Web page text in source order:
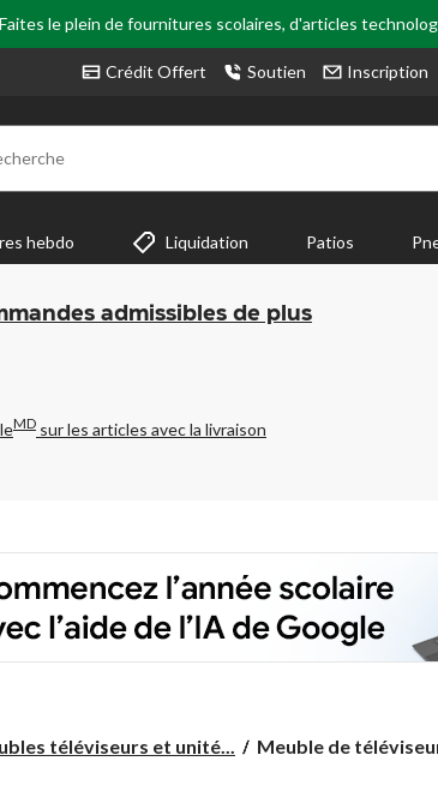
le plein de fournitures scolaires, d'articles
Crédit Offert Soutien Inscription
hebdo Liquidation Patios
admissibles de plus
MD sur les articles avec la livraison
téléviseurs et unité...
Meuble
Meuble de